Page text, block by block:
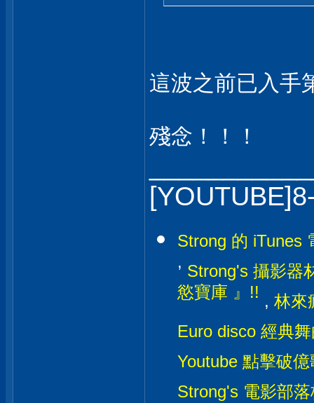
這波之前已入手
殘念！！！
Strong 的 iTunes
, Strong's 攝影器
慾寶庫 』!! , 林來
Euro disco 經典
Youtube 點擊破
Strong's 電影部